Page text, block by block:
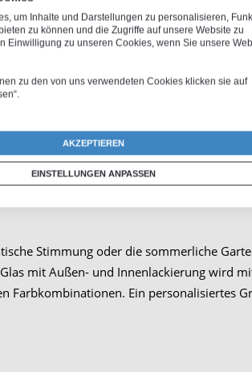
Stimmung oder die sommerliche
mit Außen- und Innenlackierung wird
Farbkombinationen. Ein personalisiertes
um Inhalte und Darstellungen zu personalisieren,
zu können und die Zugriffe auf unsere Website zu
Einwilligung zu unseren Cookies, wenn Sie unsere
zu den von uns verwendeten Cookies klicken sie auf
AKZEPTIEREN
EINSTELLUNGEN ANPASSEN